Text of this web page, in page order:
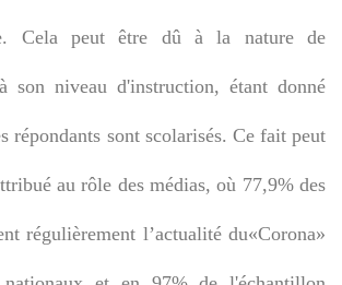
Cela peut être dû à la nature de
son niveau d'instruction, étant donné
répondants sont scolarisés. Ce fait peut
au rôle des médias, où 77,9% des
régulièrement l’actualité du«Corona»